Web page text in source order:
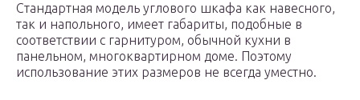
Стандартная модель углового шкафа как навесного,
так и напольного, имеет габариты, подобные в
соответствии с гарнитуром, обычной кухни в
панельном, многоквартирном доме. Поэтому
использование этих размеров не всегда уместно.